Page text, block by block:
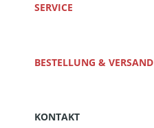
SERVICE
BESTELLUNG & VERSAND
KONTAKT